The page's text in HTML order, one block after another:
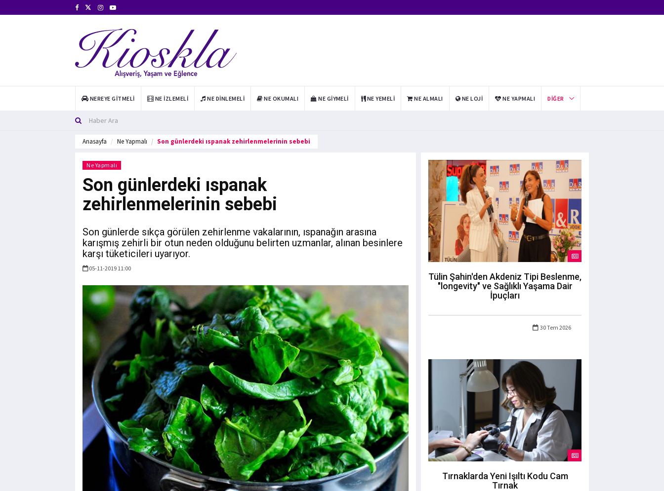
NEREYE GITMELI NE İZLEMELI NE DINLEMELI NE OKUMALI NE GIYMELI NE YEMELI NE ALMALI NE LOJI NE YAPMALI DIĞER
Anasayfa Ne Yapmalı Son günlerdeki ıspanak zehirlenmelerinin sebebi
Ne Yapmalı
Son günlerdeki ıspanak
zehirlenmelerinin sebebi
Son günlerde sıkça görülen zehirlenme vakalarının, ıspanağın arasına
karışmış zehirli bir otun neden olduğunu belirten uzmanlar, alınan besinlere
karşı tüketicileri uyarıyor.
05-11-2019 11:00
Tülin Şahin'den Akdeniz Tipi Beslenme,
"longevity" ve Sağlıklı Yaşama Dair
İpuçları
30 Tem 2026
Tırnaklarda Yeni Işıltı Kodu Cam
Tırnak